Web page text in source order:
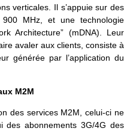
verticales. Il s’appuie sur des
MHz, et une technologie
Architecture” (mDNA). Leur
avaler aux clients, consiste à
générée par l’application du
M2M
des services M2M, celui-ci ne
des abonnements 3G/4G des